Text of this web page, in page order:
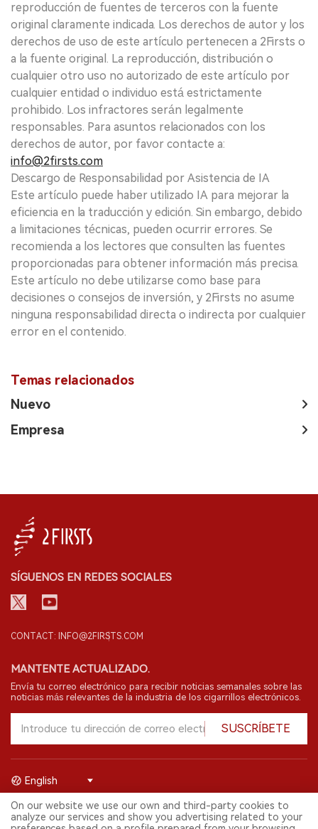
reproducción de fuentes de terceros con la fuente
original claramente indicada. Los derechos de autor y los
derechos de uso de este artículo pertenecen a 2Firsts o
a la fuente original. La reproducción, distribución o
cualquier otro uso no autorizado de este artículo por
cualquier entidad o individuo está estrictamente
prohibido. Los infractores serán legalmente
responsables. Para asuntos relacionados con los
derechos de autor, por favor contacte a:
info@2firsts.com
Descargo de Responsabilidad por Asistencia de IA
Este artículo puede haber utilizado IA para mejorar la
eficiencia en la traducción y edición. Sin embargo, debido
a limitaciones técnicas, pueden ocurrir errores. Se
recomienda a los lectores que consulten las fuentes
proporcionadas para obtener información más precisa.
Este artículo no debe utilizarse como base para
decisiones o consejos de inversión, y 2Firsts no asume
ninguna responsabilidad directa o indirecta por cualquier
error en el contenido.
Temas relacionados
Nuevo
Empresa
SÍGUENOS EN REDES SOCIALES
CONTACT: INFO@2FIRSTS.COM
MANTENTE ACTUALIZADO.
Envía tu correo electrónico para recibir noticias semanales sobre las
noticias más relevantes de la industria de los cigarrillos electrónicos.
SUSCRÍBETE
© 2026 Shenzhen 2FIRSTS Technology Co.,Ltd. Todos los derechos
reservados.
English
On our website we use our own and third-party cookies to
analyze our services and show you advertising related to your